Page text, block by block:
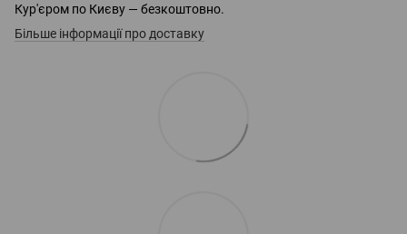
Кур'єром по Києву — безкоштовно.
Більше інформації про доставку